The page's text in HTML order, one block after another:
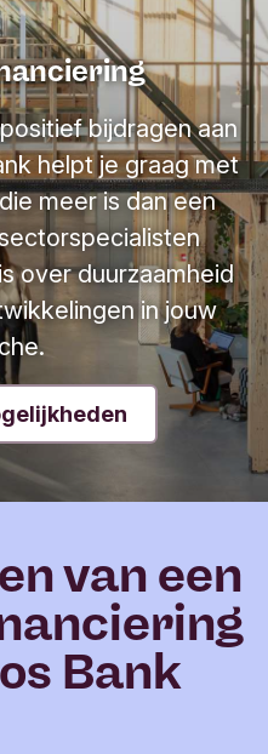
bijdragen aan
helpt je graag met
meer is dan een
over duurzaamheid
in jouw
van een
Bank